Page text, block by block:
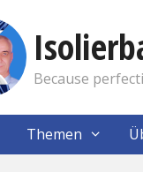
Because
Themen